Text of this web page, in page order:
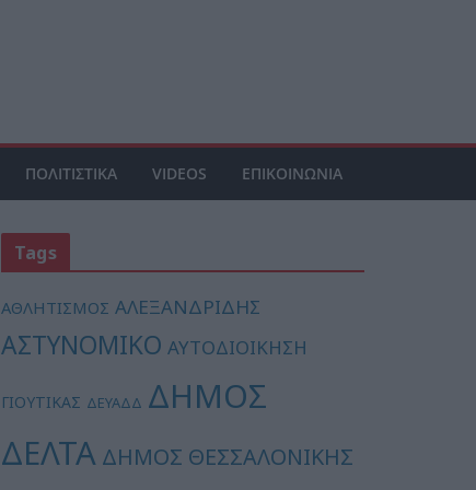
ΠΟΛΙΤΙΣΤΙΚΑ VIDEOS ΕΠΙΚΟΙΝΩΝΙΑ
Tags
ΑΘΛΗΤΙΣΜΟΣ ΑΛΕΞΑΝΔΡΙΔΗΣ
ΑΣΤΥΝΟΜΙΚΟ ΑΥΤΟΔΙΟΙΚΗΣΗ
ΓΙΟΥΤΙΚΑΣ ΔΕΥΑΔΔ ΔΗΜΟΣ
ΔΕΛΤΑ ΔΗΜΟΣ ΘΕΣΣΑΛΟΝΙΚΗΣ